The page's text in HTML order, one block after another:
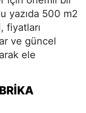
yazıda 500 m2
fiyatları
ve güncel
ele